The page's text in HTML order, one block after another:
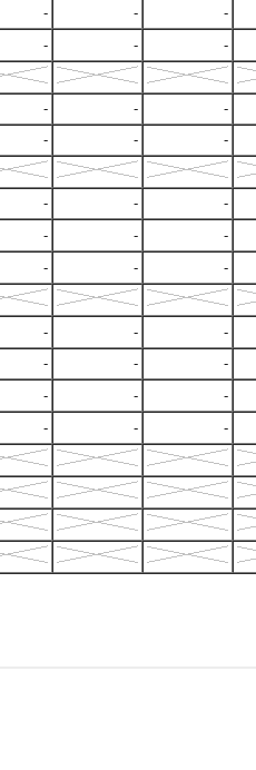
- -
-
- -
-
- -
-
- -
-
- -
-
- -
-
- -
-
- -
-
- -
-
- -
-
- -
-